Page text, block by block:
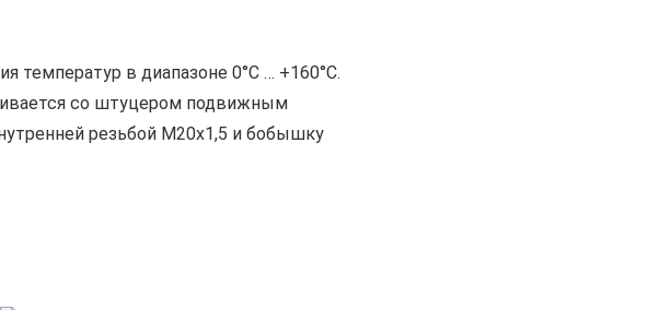
температур в диапазоне 0°С … +160°С.
со штуцером подвижным
резьбой М20х1,5 и бобышку